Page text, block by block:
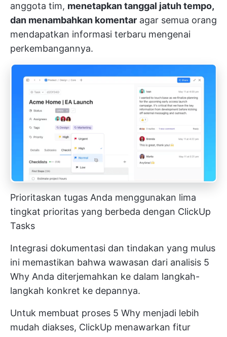
anggota tim, menetapkan tanggal jatuh tempo,
dan menambahkan komentar agar semua orang
mendapatkan informasi terbaru mengenai
perkembangannya.
Prioritaskan tugas Anda menggunakan lima
tingkat prioritas yang berbeda dengan ClickUp
Tasks
Integrasi dokumentasi dan tindakan yang mulus
ini memastikan bahwa wawasan dari analisis 5
Why Anda diterjemahkan ke dalam langkah-
langkah konkret ke depannya.
Untuk membuat proses 5 Why menjadi lebih
mudah diakses, ClickUp menawarkan fitur